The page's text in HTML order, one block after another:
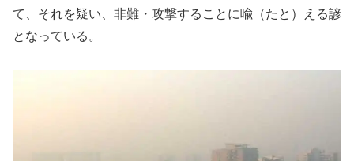
て、それを疑い、非難・攻撃することに喩（たと）える諺
となっている。